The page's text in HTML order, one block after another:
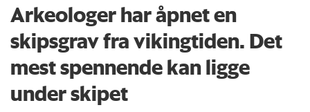
Arkeologer har åpnet en
skipsgrav fra vikingtiden. Det
mest spennende kan ligge
under skipet